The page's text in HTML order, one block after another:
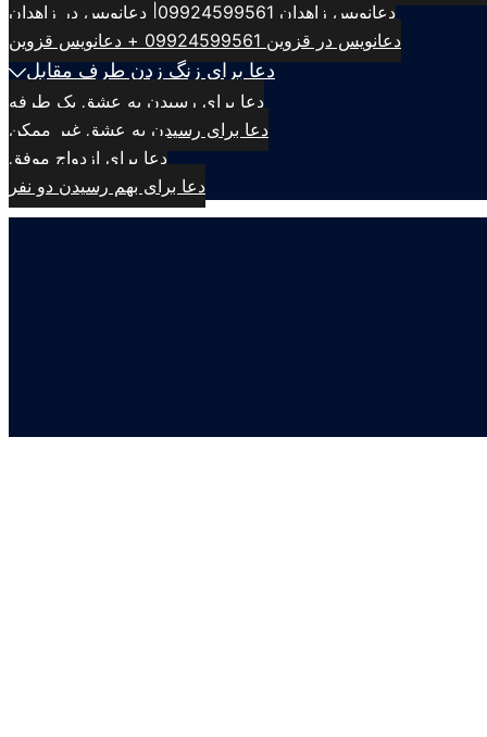
دعانویس زاهدان 09924599561| دعانویس در زاهدان
دعانویس در قزوین 09924599561 + دعانویس قزوین
دعا برای زنگ زدن طرف مقابل
دعا برای رسیدن به عشق یک طرفه
دعا برای رسیدن به عشق غیر ممکن
دعا برای ازدواج موفق
دعا برای بهم رسیدن دو نفر